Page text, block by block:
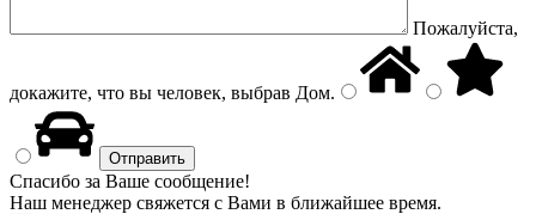
Пожалуйста,
докажите, что вы человек, выбрав Дом.
Спасибо за Ваше сообщение!
Наш менеджер свяжется с Вами в ближайшее время.